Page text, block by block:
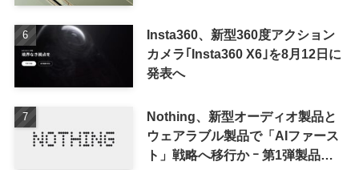
Insta360、新型360度アクション
カメラ｢Insta360 X6｣を8月12日に
発表へ
Nothing、新型オーディオ製品と
ウェアラブル製品で「AIファース
ト」戦略へ移行か ｰ 第1弾製品は